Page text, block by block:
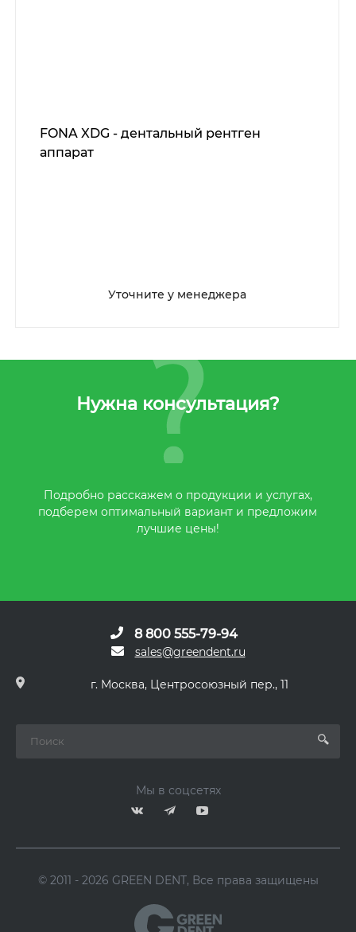
FONA XDG - дентальный рентген
аппарат
Уточните у менеджера
Нужна консультация?
Подробно расскажем о продукции и услугах,
подберем оптимальный вариант и предложим
лучшие цены!
8 800 555-79-94
sales@greendent.ru
г. Москва, Центросоюзный пер., 11
Мы в соцсетях
© 2011 - 2026 GREEN DENT, Все права защищены